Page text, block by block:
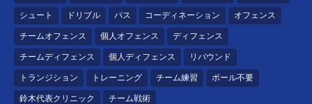
シュート ドリブル パス コーディネーション オフェンス
チームオフェンス 個人オフェンス ディフェンス
チームディフェンス 個人ディフェンス リバウンド
トランジション トレーニング チーム練習 ボール不要
鈴木代表クリニック チーム戦術